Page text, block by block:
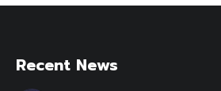
Recent News